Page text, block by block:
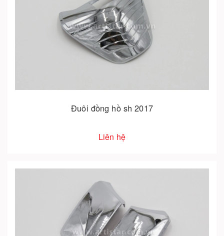
Đuôi đồng hồ sh 2017
Liên hệ